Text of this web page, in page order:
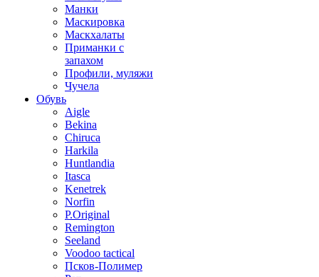
Манки
Маскировка
Маскхалаты
Приманки с
запахом
Профили, муляжи
Чучела
Обувь
Aigle
Bekina
Chiruсa
Harkila
Huntlandia
Itasca
Kenetrek
Norfin
P.Original
Remington
Seeland
Voodoo tactical
Псков-Полимер